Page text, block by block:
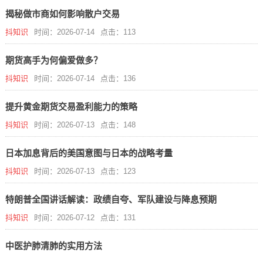
揭秘做市商如何影响散户交易
抖知识 时间：2026-07-14 点击：113
期货高手为何偏爱做多？
抖知识 时间：2026-07-14 点击：136
提升黄金期货交易盈利能力的策略
抖知识 时间：2026-07-13 点击：148
日本加息背后的美国意图与日本的战略考量
抖知识 时间：2026-07-13 点击：123
特朗普全国讲话解读：政绩自夸、军队建设与降息预期
抖知识 时间：2026-07-12 点击：131
中医护肺清肺的实用方法